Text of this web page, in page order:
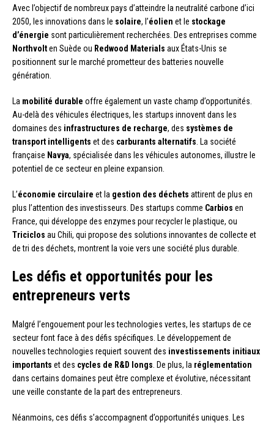
Avec l’objectif de nombreux pays d’atteindre la neutralité carbone d’ici
2050, les innovations dans le solaire, l’éolien et le stockage
d’énergie sont particulièrement recherchées. Des entreprises comme
Northvolten Suède ou Redwood Materials aux États-Unis se
positionnent sur le marché prometteur des batteries nouvelle
génération.
La mobilité durable offre également un vaste champ d’opportunités.
Au-delà des véhicules électriques, les startups innovent dans les
domaines des infrastructures de recharge, des systèmes de
transport intelligents et des carburants alternatifs . La société
française Navya, spécialisée dans les véhicules autonomes, illustre le
potentiel de ce secteur en pleine expansion.
L’économie circulaire et la gestion des déchets attirent de plus en
plus l’attention des investisseurs. Des startups comme Carbios en
France, qui développe des enzymes pour recycler le plastique, ou
Triciclos au Chili, qui propose des solutions innovantes de collecte et
de tri des déchets, montrent la voie vers une société plus durable.
Les défis et opportunités pour les
entrepreneurs verts
Malgré l’engouement pour les technologies vertes, les startups de ce
secteur font face à des défis spécifiques. Le développement de
nouvelles technologies requiert souvent des investissements initiaux
importants et des cycles de R&D longs . De plus, la réglementation
dans certains domaines peut être complexe et évolutive, nécessitant
une veille constante de la part des entrepreneurs.
Néanmoins, ces défis s’accompagnent d’opportunités uniques. Les